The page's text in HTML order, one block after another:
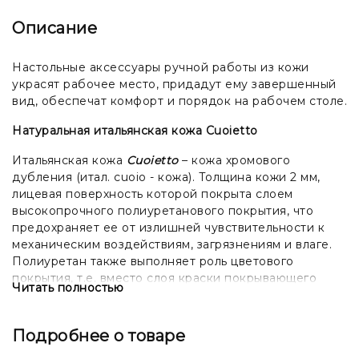
Описание
Настольные аксессуары ручной работы из кожи
украсят рабочее место, придадут ему завершенный
вид, обеспечат комфорт и порядок на рабочем столе.
Натуральная итальянская кожа Cuoietto
Итальянская кожа Cuoietto– кожа хромового
дубления (итал. cuoio - кожа). Толщина кожи 2 мм,
лицевая поверхность которой покрыта слоем
высокопрочного полиуретанового покрытия, что
предохраняет ее от излишней чувствительности к
механическим воздействиям, загрязнениям и влаге.
Полиуретан также выполняет роль цветового
покрытия, т.е. вместо слоя краски покрывающего
подавляющее большинство кож, используется слой
однородная.
Читать полностью
Подробнее о товаре